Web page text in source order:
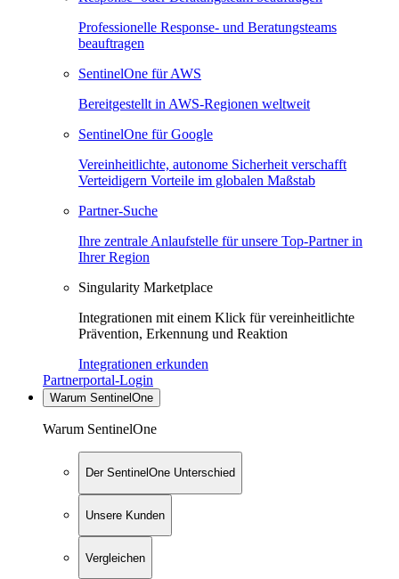
Professionelle Response- und Beratungsteams
beauftragen
SentinelOne für AWS
Bereitgestellt in AWS-Regionen weltweit
SentinelOne für Google
Vereinheitlichte, autonome Sicherheit verschafft
Verteidigern Vorteile im globalen Maßstab
Partner-Suche
Ihre zentrale Anlaufstelle für unsere Top-Partner in
Ihrer Region
Singularity Marketplace
Integrationen mit einem Klick für vereinheitlichte
Prävention, Erkennung und Reaktion
Integrationen erkunden
Partnerportal-Login
Warum SentinelOne
Warum SentinelOne
Der SentinelOne Unterschied
Unsere Kunden
Vergleichen